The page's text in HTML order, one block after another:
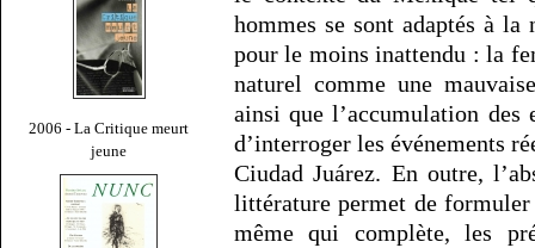
2006 - La Critique meurt
jeune
hommes se sont adaptés à
pour le moins inattendu : la
naturel comme une
ainsi que l’accumulation des
d’interroger les événements
Ciudad Juárez. En outre,
littérature permet de formuler
même qui complète, les